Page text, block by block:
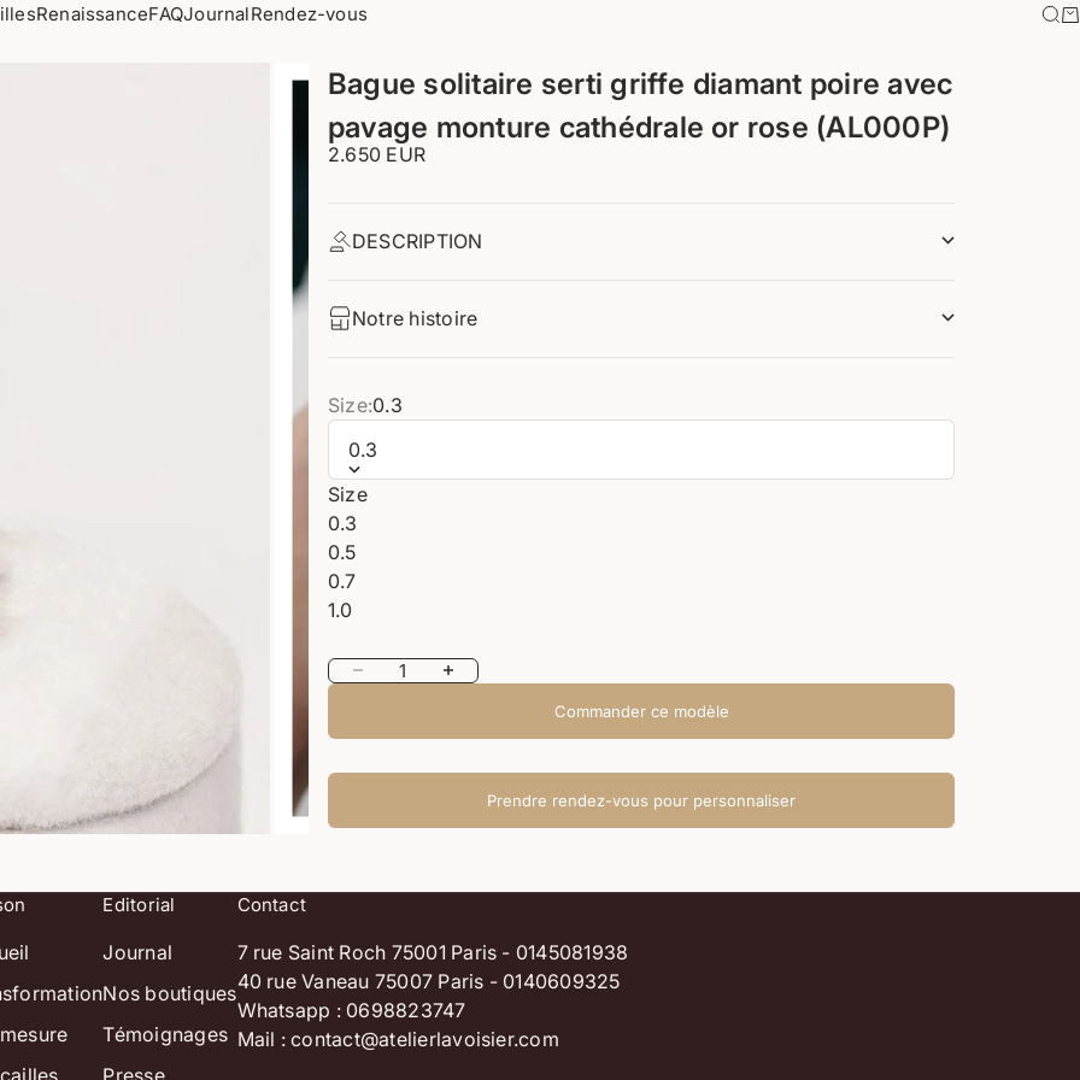
RenaissanceFAQJournalRendez-vous
1 2
Bague solitaire serti griffe diamant poire avec
pavage monture cathédrale or rose (AL000P)
Prix de vente
2.650 EUR
DESCRIPTION
Notre histoire
Size:0.3
0.3
Size
0.3
0.5
0.7
1.0
Diminuer la quantitéAugmenter la quantité
Commander ce modèle
Prendre rendez-vous pour personnaliser
Editorial
Journal
Nos boutiques
Témoignages
Presse
Contact
7 rue Saint Roch 75001 Paris - 0145081938
40 rue Vaneau 75007 Paris - 0140609325
Whatsapp : 0698823747
Mail :contact@atelierlavoisier.com